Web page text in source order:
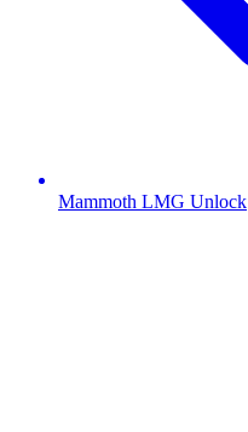
Mammoth LMG Unlock